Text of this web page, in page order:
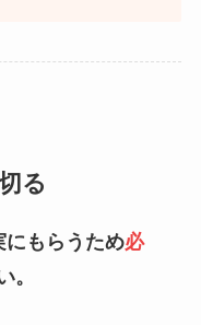
る
にもらうため必
。